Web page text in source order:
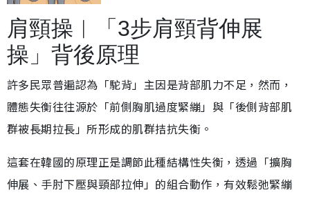
肩頸操︱「3步肩頸背伸展
操」背後原理
許多民眾普遍認為「駝背」主因是背部肌力不足，然而，
體態失衡往往源於「前側胸肌過度緊繃」與「後側背部肌
群被長期拉長」所形成的肌群拮抗失衡。
這套在韓國的原理正是調節此種結構性失衡，透過「擴胸
伸展、手肘下壓與頸部拉伸」的組合動作，有效鬆弛緊繃